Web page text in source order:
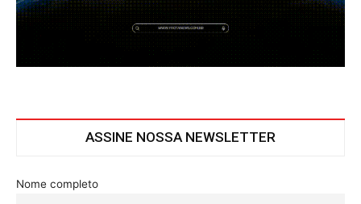
ASSINE NOSSA NEWSLETTER
Nome completo